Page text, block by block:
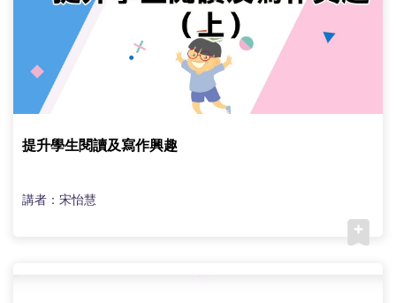
提升學生閱讀及寫作興趣
講者：宋怡慧